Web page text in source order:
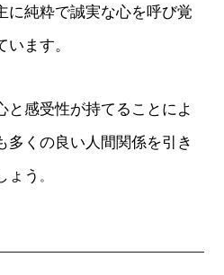
に純粋で誠実な心を呼び覚
ます。
と感受性が持てることによ
多くの良い人間関係を引き
ょう 。